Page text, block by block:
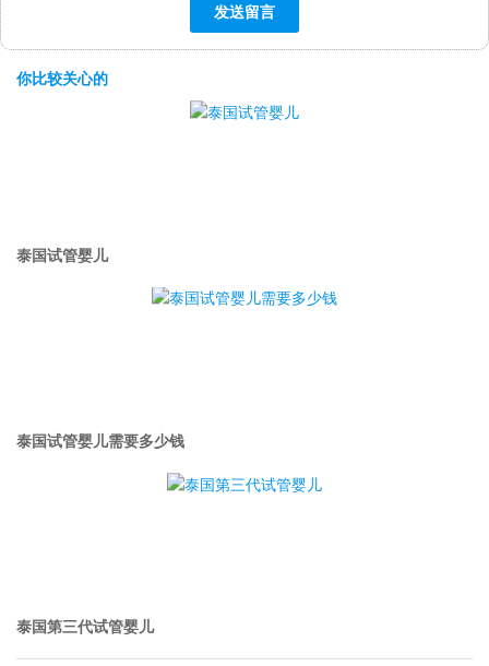
你比较关心的
泰国试管婴儿
泰国试管婴儿需要多少钱
泰国第三代试管婴儿